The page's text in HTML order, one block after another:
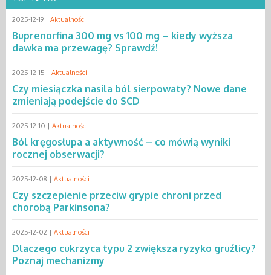
2025-12-19 | Aktualności
Buprenorfina 300 mg vs 100 mg – kiedy wyższa
dawka ma przewagę? Sprawdź!
2025-12-15 | Aktualności
Czy miesiączka nasila ból sierpowaty? Nowe dane
zmieniają podejście do SCD
2025-12-10 | Aktualności
Ból kręgosłupa a aktywność – co mówią wyniki
rocznej obserwacji?
2025-12-08 | Aktualności
Czy szczepienie przeciw grypie chroni przed
chorobą Parkinsona?
2025-12-02 | Aktualności
Dlaczego cukrzyca typu 2 zwiększa ryzyko gruźlicy?
Poznaj mechanizmy